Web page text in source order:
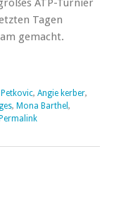
ATP-Turnier
Tagen
gemacht.
, Angie kerber,
, Mona Barthel ,
Permalink